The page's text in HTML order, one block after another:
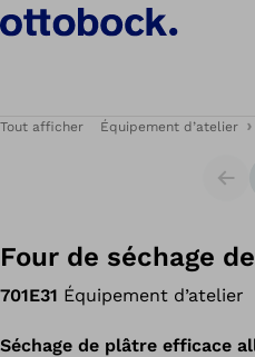
Tout afficher Équipement d’atelier
Four de séchage
701E31 Équipement d’atelier
Séchage de plâtre efficace